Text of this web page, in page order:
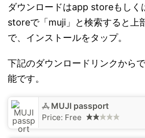
ダウンロードはapp storeもしく
storeで「muji」と検索すると上
で、インストールをタップ。
下記のダウンロードリンクから
能です。
‎MUJI passport
Price: Free